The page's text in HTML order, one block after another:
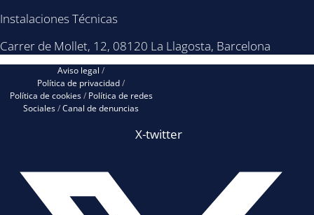
Instalaciones Técnicas
Carrer de Mollet, 12, 08120 La Llagosta, Barcelona
Aviso legal /
Política de privacidad/
Política de cookies/Política de redes
Sociales/Canal de denuncias
X-twitter